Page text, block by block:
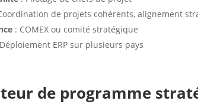
de projets cohérents, alignement
: COMEX ou comité stratégique
ERP sur plusieurs pays
de programme